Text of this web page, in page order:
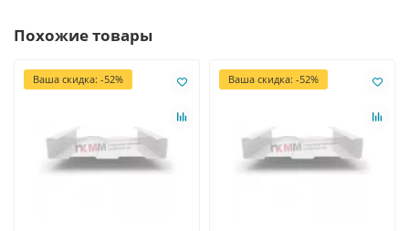
Похожие товары
Ваша скидка: -52% Ваша скидка: -52%